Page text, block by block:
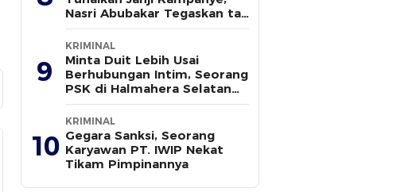
Nasri Abubakar Tegaskan tak
Ada Kepentingan Politik
9
KRIMINAL
Minta Duit Lebih Usai
Berhubungan Intim, Seorang
PSK di Halmahera Selatan
Tewas Ditusuk
10
KRIMINAL
Gegara Sanksi, Seorang
Karyawan PT. IWIP Nekat
Tikam Pimpinannya